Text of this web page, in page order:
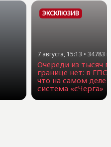
ЭКСКЛЮЗИВ
7 августа, 15:13 • 34783
Очереди из тысяч
границе нет: в
что на самом деле
система «єЧерга»